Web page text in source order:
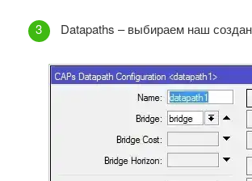
Datapaths – выбираем наш